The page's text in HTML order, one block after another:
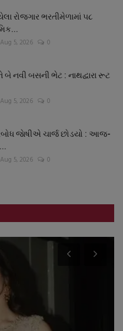
રોજગાર ભરતીમેળામાં ૫૮
Aug 5, 2026 0
નવી બસની ભેટ : નાથદ્વારા રૂટ
Aug 5, 2026 0
જાેષીએ ચાર્જ છોડયો : આજ-
Aug 5, 2026 0